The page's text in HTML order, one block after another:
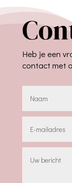
Heb je een
contact met